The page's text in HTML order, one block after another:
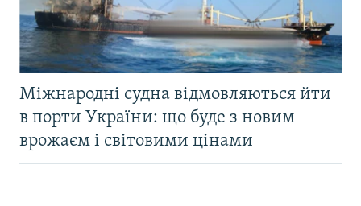
Міжнародні судна відмовляються йти
в порти України: що буде з новим
врожаєм і світовими цінами